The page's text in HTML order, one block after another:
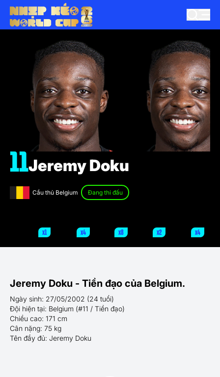
Cầu thủ Belgium Đang thi đấu
11Jeremy Doku
x1 x4 x8 x2 x4
Jeremy Doku - Tiền đạo của Belgium.
Ngày sinh: 27/05/2002 (24 tuổi)
Đội hiện tại: Belgium (#11 / Tiền đạo)
Chiều cao: 171 cm
Cân nặng: 75 kg
Tên đầy đủ: Jeremy Doku